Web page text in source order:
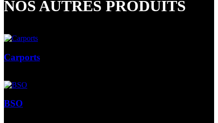
NOS AUTRES PRODUITS
Carports
BSO